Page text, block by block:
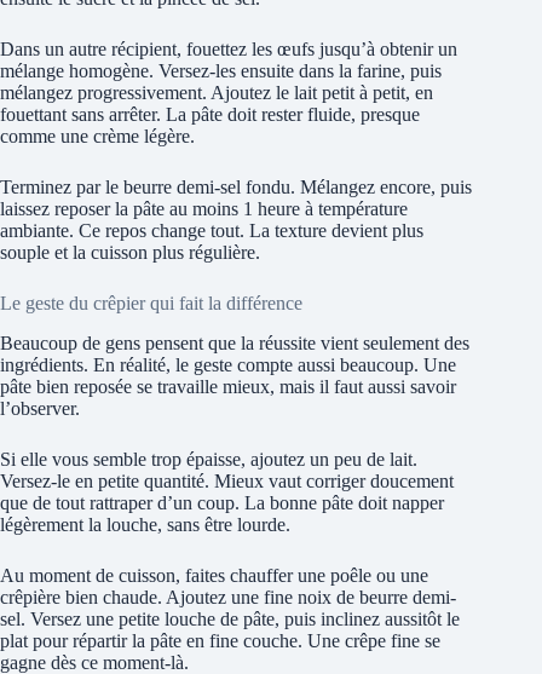
Dans un autre récipient, fouettez les œufs jusqu’à obtenir un
mélange homogène. Versez-les ensuite dans la farine, puis
mélangez progressivement. Ajoutez le lait petit à petit, en
fouettant sans arrêter. La pâte doit rester fluide, presque
comme une crème légère.
Terminez par le beurre demi-sel fondu. Mélangez encore, puis
laissez reposer la pâte au moins 1 heure à température
ambiante. Ce repos change tout. La texture devient plus
souple et la cuisson plus régulière.
Le geste du crêpier qui fait la différence
Beaucoup de gens pensent que la réussite vient seulement des
ingrédients. En réalité, le geste compte aussi beaucoup. Une
pâte bien reposée se travaille mieux, mais il faut aussi savoir
l’observer.
Si elle vous semble trop épaisse, ajoutez un peu de lait.
Versez-le en petite quantité. Mieux vaut corriger doucement
que de tout rattraper d’un coup. La bonne pâte doit napper
légèrement la louche, sans être lourde.
Au moment de cuisson, faites chauffer une poêle ou une
crêpière bien chaude. Ajoutez une fine noix de beurre demi-
sel. Versez une petite louche de pâte, puis inclinez aussitôt le
plat pour répartir la pâte en fine couche. Une crêpe fine se
gagne dès ce moment-là.